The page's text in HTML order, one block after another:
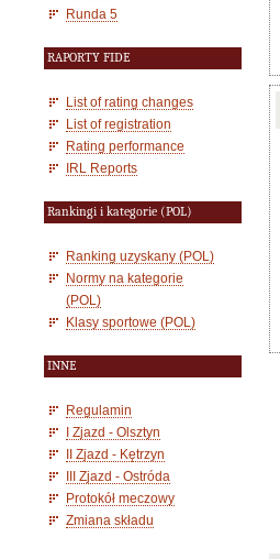
Runda 5
RAPORTY FIDE
List of rating changes
List of registration
Rating performance
IRL Reports
Rankingi i kategorie (POL)
Ranking uzyskany (POL)
Normy na kategorie
(POL)
Klasy sportowe (POL)
INNE
Regulamin
I Zjazd - Olsztyn
II Zjazd - Kętrzyn
III Zjazd - Ostróda
Protokół meczowy
Zmiana składu